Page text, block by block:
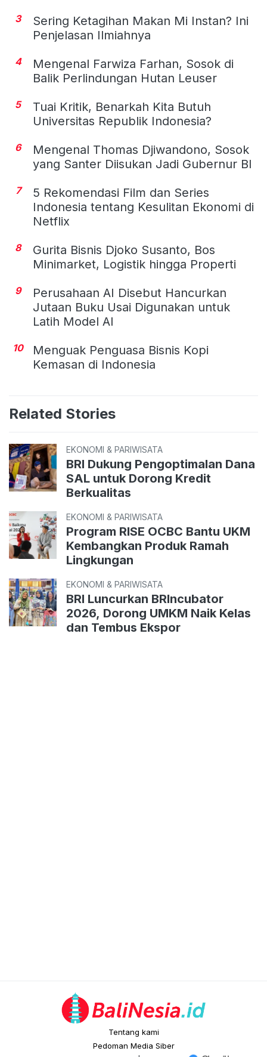
3
Sering Ketagihan Makan Mi Instan? Ini
Penjelasan Ilmiahnya
4
Mengenal Farwiza Farhan, Sosok di
Balik Perlindungan Hutan Leuser
5
Tuai Kritik, Benarkah Kita Butuh
Universitas Republik Indonesia?
6
Mengenal Thomas Djiwandono, Sosok
yang Santer Diisukan Jadi Gubernur BI
7
5 Rekomendasi Film dan Series
Indonesia tentang Kesulitan Ekonomi di
Netflix
8
Gurita Bisnis Djoko Susanto, Bos
Minimarket, Logistik hingga Properti
9
Perusahaan AI Disebut Hancurkan
Jutaan Buku Usai Digunakan untuk
Latih Model AI
10
Menguak Penguasa Bisnis Kopi
Kemasan di Indonesia
Related Stories
EKONOMI & PARIWISATA
BRI Dukung Pengoptimalan Dana
SAL untuk Dorong Kredit
Berkualitas
EKONOMI & PARIWISATA
Program RISE OCBC Bantu UKM
Kembangkan Produk Ramah
Lingkungan
EKONOMI & PARIWISATA
BRI Luncurkan BRIncubator
2026, Dorong UMKM Naik Kelas
dan Tembus Ekspor
Tentang kami
Pedoman Media Siber